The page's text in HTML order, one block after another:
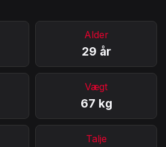
Alder
29 år
Vægt
67 kg
Talje